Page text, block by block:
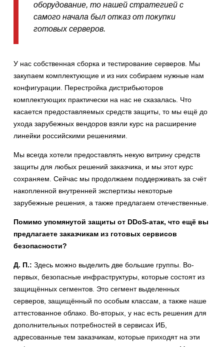
оборудование, то нашей стратегией с
самого начала был отказ от покупки
готовых серверов.
У нас собственная сборка и тестирование серверов. Мы
закупаем комплектующие и из них собираем нужные нам
конфигурации. Перестройка дистрибьюторов
комплектующих практически на нас не сказалась. Что
касается предоставляемых средств защиты, то мы ещё до
ухода зарубежных вендоров взяли курс на расширение
линейки российскими решениями.
Мы всегда хотели предоставлять некую витрину средств
защиты для любых решений заказчика, и мы этот курс
сохраняем. Сейчас мы продолжаем поддерживать за счёт
накопленной внутренней экспертизы некоторые
зарубежные решения, а также предлагаем отечественные.
Помимо упомянутой защиты от DDoS-атак, что ещё вы
предлагаете заказчикам из готовых сервисов
безопасности?
Д. П.: Здесь можно выделить две большие группы. Во-
первых, безопасные инфраструктуры, которые состоят из
защищённых сегментов. Это сегмент выделенных
серверов, защищённый по особым классам, а также наше
аттестованное облако. Во-вторых, у нас есть решения для
дополнительных потребностей в сервисах ИБ,
адресованные тем заказчикам, которые приходят на эти